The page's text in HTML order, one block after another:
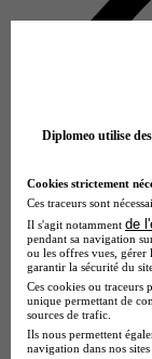
École
Voir
Diplomeo utilise
Cookies strictement
Ces traceurs sont
Il s'agit notamment de
pendant sa navigation
ou les offres vues, gérer
garantir la sécurité du
Ces cookies ou traceurs
unique permettant de
sources de trafic.
Ils nous permettent
navigation dans nos